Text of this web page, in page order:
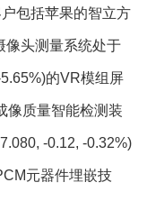
包括苹果的智立方
像头测量系统处于
的VR模组屏
像质量智能检测装
-0.12, -0.32%)
元器件埋嵌技